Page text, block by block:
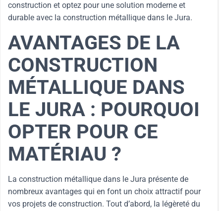
construction et optez pour une solution moderne et
durable avec la construction métallique dans le Jura.
AVANTAGES DE LA
CONSTRUCTION
MÉTALLIQUE DANS
LE JURA : POURQUOI
OPTER POUR CE
MATÉRIAU ?
La construction métallique dans le Jura présente de
nombreux avantages qui en font un choix attractif pour
vos projets de construction. Tout d’abord, la légèreté du